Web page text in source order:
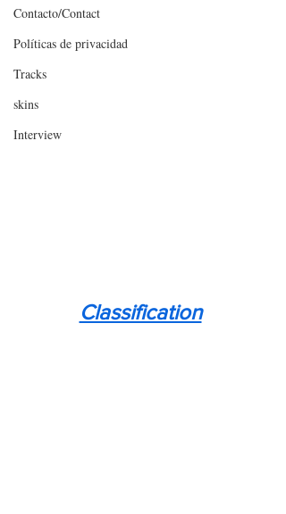
Contacto/Contact
Políticas de privacidad
Tracks
skins
Interview
Classification